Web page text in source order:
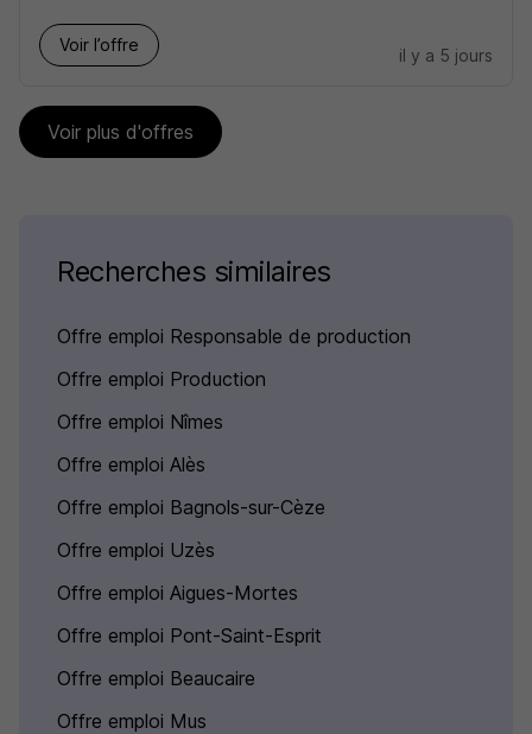
Voir l’offre
il y a 5 jours
Voir plus d'offres
Recherches similaires
Offre emploi Responsable de production
Offre emploi Production
Offre emploi Nîmes
Offre emploi Alès
Offre emploi Bagnols-sur-Cèze
Offre emploi Uzès
Offre emploi Aigues-Mortes
Offre emploi Pont-Saint-Esprit
Offre emploi Beaucaire
Offre emploi Mus